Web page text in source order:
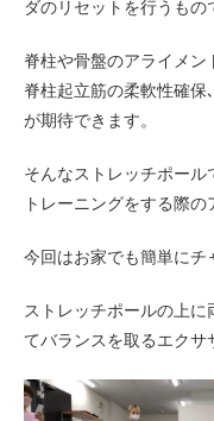
ダのリセットを行うもの
脊柱や骨盤のアライメン
脊柱起立筋の柔軟性確
が期待できます。
そんなストレッチポー
トレーニングをする際の
今回はお家でも簡単にチ
ストレッチポールの上
てバランスを取るエクサ